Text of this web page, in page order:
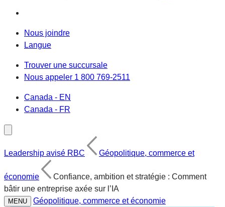
Nous joindre
Langue
Trouver une succursale
Nous appeler 1 800 769-2511
Canada - EN
Canada - FR
Leadership avisé RBC Géopolitique, commerce et
économie
Confiance, ambition et stratégie : Comment
bâtir une entreprise axée sur l’IA
MENU Géopolitique, commerce et économie